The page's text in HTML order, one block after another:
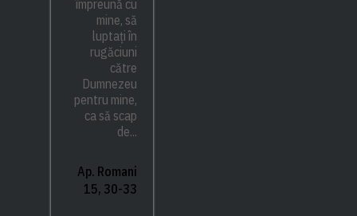
împreună cu
mine, să
luptați în
rugăciuni
către
Dumnezeu
pentru mine,
ca să scap
de...
Ap. Romani
15, 30-33